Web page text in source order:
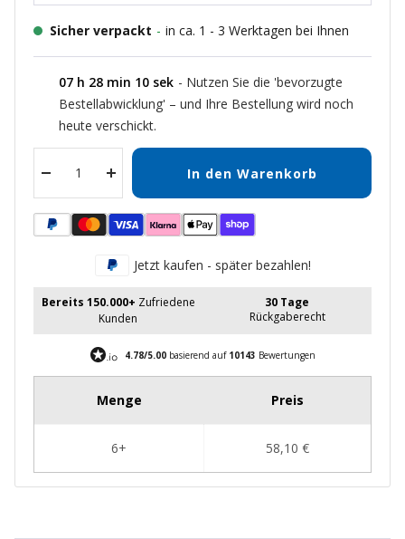
Sicher verpackt - in ca. 1 - 3 Werktagen bei Ihnen
07 h 28 min 10 sek - Nutzen Sie die 'bevorzugte
Bestellabwicklung' – und Ihre Bestellung wird noch
heute verschickt.
Menge
verringern
Menge
erhöhen
In den Warenkorb
Jetzt kaufen - später bezahlen!
Bereits 150.000+ Zufriedene
Kunden
30 Tage
Rückgaberecht
4.78/5.00basierend auf 10143 Bewertungen